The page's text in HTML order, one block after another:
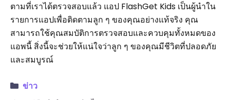
ตามที่เราได้ตรวจสอบแล้ว แอป FlashGet Kids เป็นผู้นำใน
รายการแอปเพื่อติดตามลูก ๆ ของคุณอย่างแท้จริง คุณ
สามารถใช้คุณสมบัติการตรวจสอบและควบคุมทั้งหมดของ
แอพนี้ สิ่งนี้จะช่วยให้แน่ใจว่าลูก ๆ ของคุณมีชีวิตที่ปลอดภัย
และสมบูรณ์
ข่าว